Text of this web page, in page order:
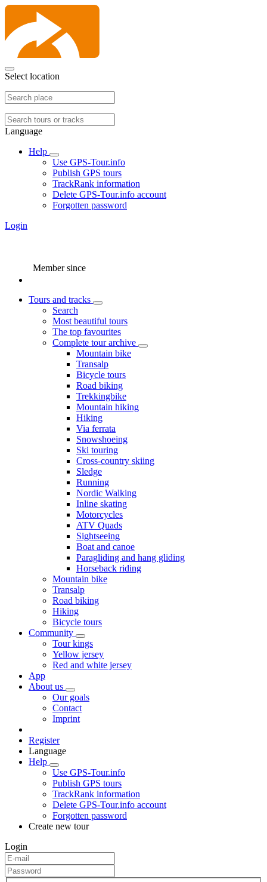
Select location
Language
Help
Use GPS-Tour.info
Publish GPS tours
TrackRank information
Delete GPS-Tour.info account
Forgotten password
Login
Member since
Tours and tracks
Search
Most beautiful tours
The top favourites
Complete tour archive
Mountain bike
Transalp
Bicycle tours
Road biking
Trekkingbike
Mountain hiking
Hiking
Via ferrata
Snowshoeing
Ski touring
Cross-country skiing
Sledge
Running
Nordic Walking
Inline skating
Motorcycles
ATV Quads
Sightseeing
Boat and canoe
Paragliding and hang gliding
Horseback riding
Mountain bike
Transalp
Road biking
Hiking
Bicycle tours
Community
Tour kings
Yellow jersey
Red and white jersey
App
About us
Our goals
Contact
Imprint
Register
Language
Help
Use GPS-Tour.info
Publish GPS tours
TrackRank information
Delete GPS-Tour.info account
Forgotten password
Create new tour
Login